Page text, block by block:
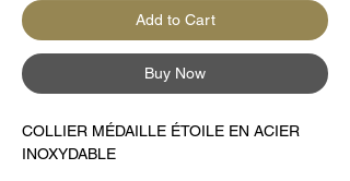
Add to Cart
Buy Now
COLLIER MÉDAILLE ÉTOILE EN ACIER
INOXYDABLE